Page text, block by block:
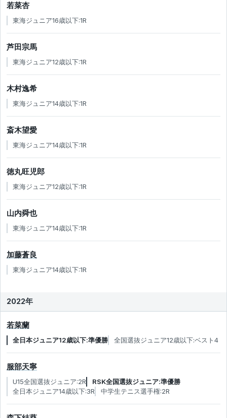
若菜杏
東海ジュニア16歳以下:1R
芦田宗馬
東海ジュニア12歳以下:1R
木村逸希
東海ジュニア14歳以下:1R
斎木望愛
東海ジュニア14歳以下:1R
徳丸旺児郎
東海ジュニア12歳以下:1R
山内舜也
東海ジュニア14歳以下:1R
加藤蒼良
東海ジュニア14歳以下:1R
2022年
若菜蘭
全日本ジュニア12歳以下:準優勝 全国選抜ジュニア12歳以下:ベスト4
服部天寧
U15全国選抜ジュニア:2R
RSK全国選抜ジュニア:準優勝
全日本ジュニア14歳以下:3R
中学生テニス選手権:2R